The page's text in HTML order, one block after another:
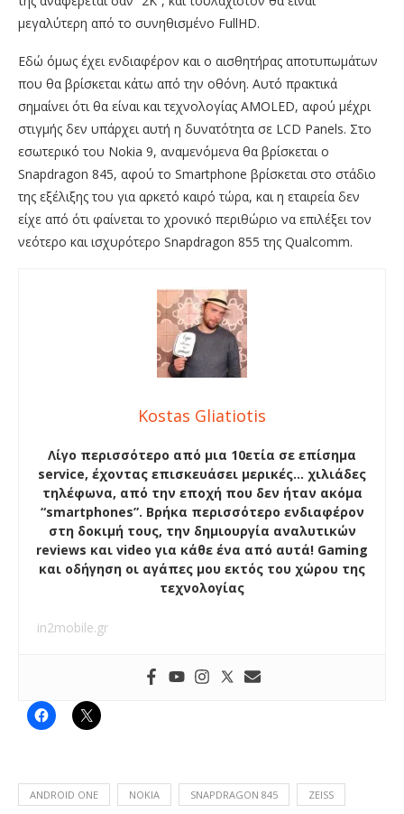
μεγαλύτερη από το συνηθισμένο FullHD.
Εδώ όμως έχει ενδιαφέρον και ο αισθητήρας αποτυπωμάτων
που θα βρίσκεται κάτω από την οθόνη. Αυτό πρακτικά
σημαίνει ότι θα είναι και τεχνολογίας AMOLED, αφού μέχρι
στιγμής δεν υπάρχει αυτή η δυνατότητα σε LCD Panels. Στο
εσωτερικό του Nokia 9, αναμενόμενα θα βρίσκεται ο
Snapdragon 845, αφού το Smartphone βρίσκεται στο στάδιο
της εξέλιξης του για αρκετό καιρό τώρα, και η εταιρεία δεν
είχε από ότι φαίνεται το χρονικό περιθώριο να επιλέξει τον
νεότερο και ισχυρότερο Snapdragon 855 της Qualcomm.
Kostas Gliatiotis
Λίγο περισσότερο από μια 10ετία σε επίσημα
service, έχοντας επισκευάσει μερικές… χιλιάδες
τηλέφωνα, από την εποχή που δεν ήταν ακόμα
“smartphones”. Βρήκα περισσότερο ενδιαφέρον
στη δοκιμή τους, την δημιουργία αναλυτικών
reviews και video για κάθε ένα από αυτά! Gaming
και οδήγηση οι αγάπες μου εκτός του χώρου της
τεχνολογίας
in2mobile.gr
ANDROID ONE NOKIA SNAPDRAGON 845 ZEISS